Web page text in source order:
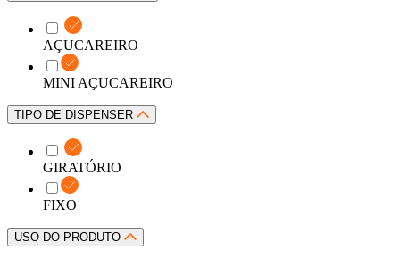
AÇUCAREIRO
MINI AÇUCAREIRO
TIPO DE DISPENSER
GIRATÓRIO
FIXO
USO DO PRODUTO